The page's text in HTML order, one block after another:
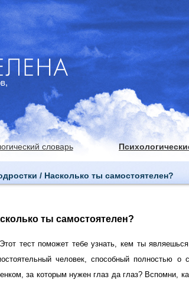
словарь
/ Насколько ты самостоятелен?
ты самостоятелен?
Этот тест поможет тебе узнать, кем ты
человек, способный полностью
за которым нужен глаз да глаз? Вспомни,